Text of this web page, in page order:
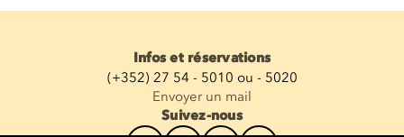
Infos et réservations
(+352) 27 54 - 5010 ou - 5020
Envoyer un mail
Suivez-nous